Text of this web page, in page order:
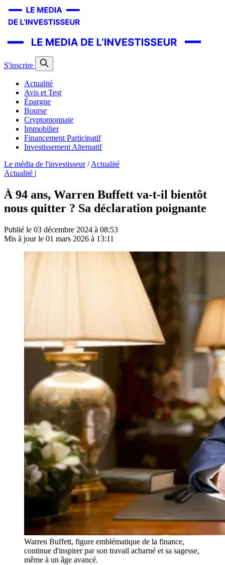
S'inscrire
Actualité
Avis et Test
Épargne
Bourse
Cryptomonnaie
Immobilier
Financement Participatif
Investissement Alternatif
Le média de l'investisseur / Actualité
Actualité |
À 94 ans, Warren Buffett va-t-il bientôt
nous quitter ? Sa déclaration poignante
Publié le 03 décembre 2024 à 08:53
Mis à jour le 01 mars 2026 à 13:11
Warren Buffett, figure emblématique de la finance,
continue d'inspirer par son travail acharné et sa sagesse,
même à un âge avancé.